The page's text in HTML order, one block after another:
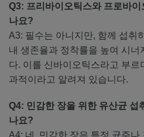
Q3: 프리바이오틱스와 프로바
나요?
A3: 필수는 아니지만, 함께 섭취
내 생존율과 정착률을 높여 시너
다. 이를 신바이오틱스라고 부르
과적이라고 알려져 있습니다.
Q4: 민감한 장을 위한 유산균 섭
나요?
A4: 네, 민감한 장은 특정 균주